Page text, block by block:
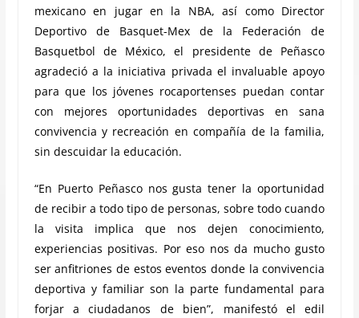
mexicano en jugar en la NBA, así como Director
Deportivo de Basquet-Mex de la Federación de
Basquetbol de México, el presidente de Peñasco
agradeció a la iniciativa privada el invaluable apoyo
para que los jóvenes rocaportenses puedan contar
con mejores oportunidades deportivas en sana
convivencia y recreación en compañía de la familia,
sin descuidar la educación.
“En Puerto Peñasco nos gusta tener la oportunidad
de recibir a todo tipo de personas, sobre todo cuando
la visita implica que nos dejen conocimiento,
experiencias positivas. Por eso nos da mucho gusto
ser anfitriones de estos eventos donde la convivencia
deportiva y familiar son la parte fundamental para
forjar a ciudadanos de bien”, manifestó el edil